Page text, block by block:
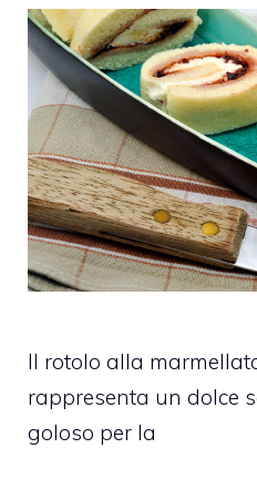
Il rotolo alla
rappresenta un dolce
goloso per la